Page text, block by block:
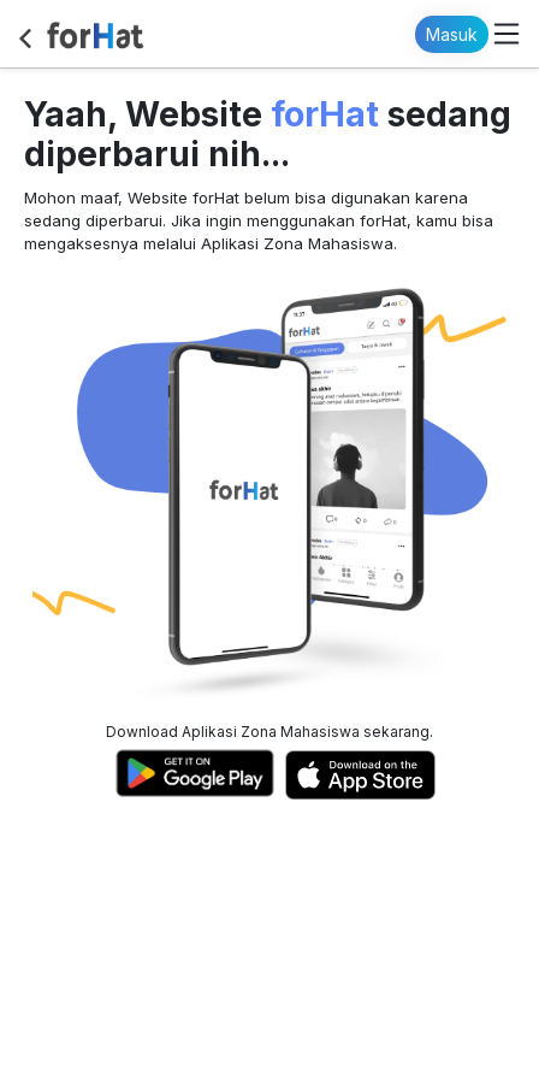
Masuk
Yaah, Website forHat sedang
diperbarui nih...
Mohon maaf, Website forHat belum bisa digunakan karena
sedang diperbarui. Jika ingin menggunakan forHat, kamu bisa
mengaksesnya melalui Aplikasi Zona Mahasiswa.
Download Aplikasi Zona Mahasiswa sekarang.